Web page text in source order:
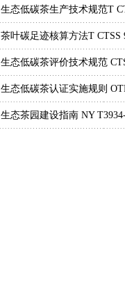
生态低碳茶生产技术规范T
茶叶碳足迹核算方法T CTSS
生态低碳茶评价技术规范
生态低碳茶认证实施规则
生态茶园建设指南 NY